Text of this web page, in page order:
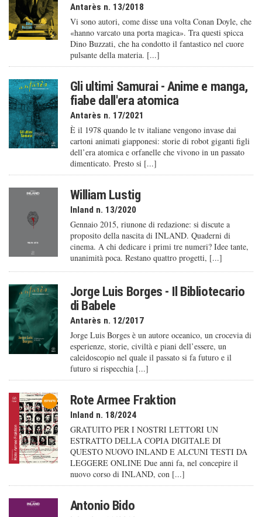
Antarès n. 13/2018
Vi sono autori, come disse una volta Conan Doyle, che
«hanno varcato una porta magica». Tra questi spicca
Dino Buzzati, che ha condotto il fantastico nel cuore
pulsante della materia. [...]
Gli ultimi Samurai - Anime e manga,
fiabe dall'era atomica
Antarès n. 17/2021
È il 1978 quando le tv italiane vengono invase dai
cartoni animati giapponesi: storie di robot giganti figli
dell’era atomica e orfanelle che vivono in un passato
dimenticato. Presto si [...]
William Lustig
Inland n. 13/2020
Gennaio 2015, riunone di redazione: si discute a
proposito della nascita di INLAND. Quaderni di
cinema. A chi dedicare i primi tre numeri? Idee tante,
unanimità poca. Restano quattro progetti, [...]
Jorge Luis Borges - Il Bibliotecario
di Babele
Antarès n. 12/2017
Jorge Luis Borges è un autore oceanico, un crocevia di
esperienze, storie, civiltà e piani dell’essere, un
caleido­scopio nel quale il passato si fa futuro e il
futuro si rispecchia [...]
Rote Armee Fraktion
Inland n. 18/2024
GRATUITO PER I NOSTRI LETTORI UN
ESTRATTO DELLA COPIA DIGITALE DI
QUESTO NUOVO INLAND E ALCUNI TESTI DA
LEGGERE ONLINE Due anni fa, nel concepire il
nuovo corso di INLAND, con [...]
Antonio Bido